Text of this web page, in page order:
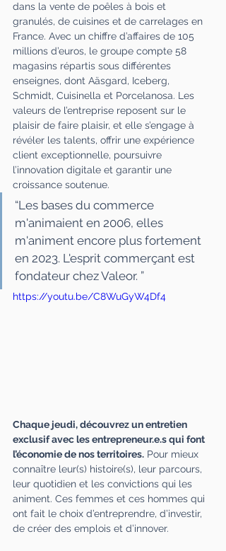
dans la vente de poêles à bois et
granulés, de cuisines et de carrelages en
France. Avec un chiffre d’affaires de 105
millions d’euros, le groupe compte 58
magasins répartis sous différentes
enseignes, dont Aäsgard, Iceberg,
Schmidt, Cuisinella et Porcelanosa. Les
valeurs de l’entreprise reposent sur le
plaisir de faire plaisir, et elle s’engage à
révéler les talents, offrir une expérience
client exceptionnelle, poursuivre
l’innovation digitale et garantir une
croissance soutenue.
“Les bases du commerce
m'animaient en 2006, elles
m'animent encore plus fortement
en 2023. L'esprit commerçant est
fondateur chez Valeor. ”
https://youtu.be/C8WuGyW4Df4
Chaque jeudi, découvrez un entretien
exclusif avec les entrepreneur.e.s qui font
l’économie de nos territoires. Pour mieux
connaître leur(s) histoire(s), leur parcours,
leur quotidien et les convictions qui les
animent. Ces femmes et ces hommes qui
ont fait le choix d’entreprendre, d’investir,
de créer des emplois et d’innover.